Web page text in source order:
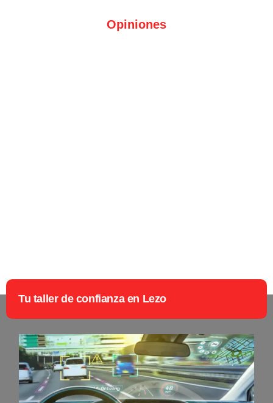
Opiniones
Tu taller de confianza en Lezo